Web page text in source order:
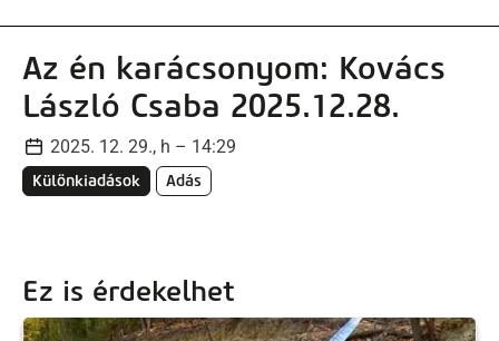
Az én karácsonyom: Kovács
László Csaba 2025.12.28.
2025. 12. 29., h – 14:29
Különkiadások Adás
Ez is érdekelhet